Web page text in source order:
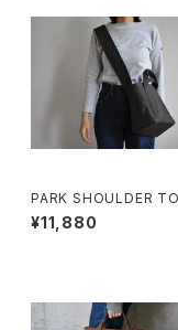
PARK SHOULDER
G (チャコール/グレー)
¥11,880